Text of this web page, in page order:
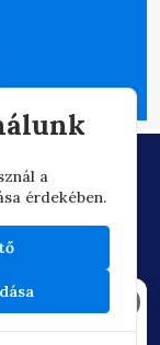
AJÁNLÁS
OIF/FACEBOOK
a
érdekében.